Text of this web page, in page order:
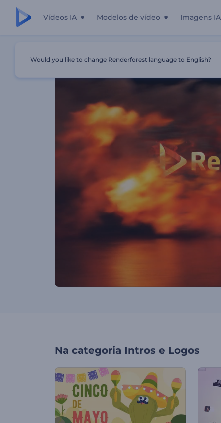
Vídeos IA Modelos de vídeo Imagens IA
Na categoria Intros e Logos
Would you like to change Renderforest language to English?